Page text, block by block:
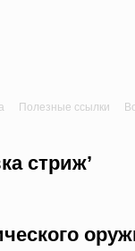
Полезные ссылки
стриж’